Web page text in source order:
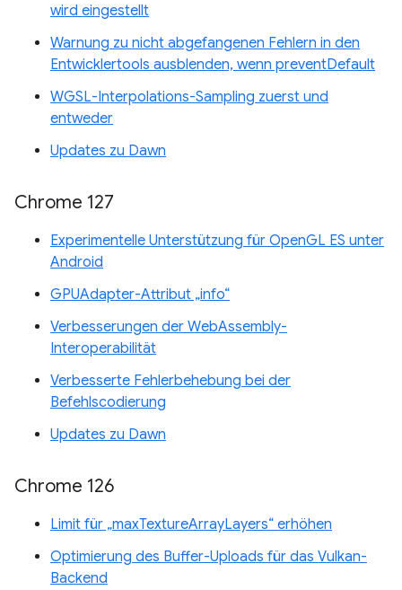
wird eingestellt
Warnung zu nicht abgefangenen Fehlern in den
Entwicklertools ausblenden, wenn preventDefault
WGSL-Interpolations-Sampling zuerst und
entweder
Updates zu Dawn
Chrome 127
Experimentelle Unterstützung für OpenGL ES unter
Android
GPUAdapter-Attribut „info“
Verbesserungen der WebAssembly-
Interoperabilität
Verbesserte Fehlerbehebung bei der
Befehlscodierung
Updates zu Dawn
Chrome 126
Limit für „maxTextureArrayLayers“ erhöhen
Optimierung des Buffer-Uploads für das Vulkan-
Backend